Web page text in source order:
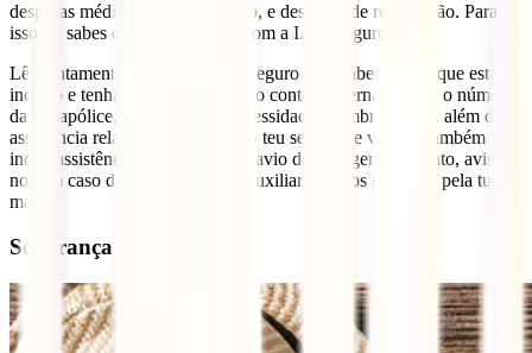
despesas médicas, roubo ou furto, e despesas de repatriação. Para
isso, tu sabes que podes contar com a IATI Seguros!
Lê atentamente a tua apólice de seguro para saber tudo o que está
incluso e tenha disponível o nosso contato internacional e o número
da tua apólice, para eventual necessidade. Lembra-te que, além da
assistência relacionada à saúde, o teu seguro de viagem também
inclui assistência em caso de extravio de bagagem. Portanto, avisa-
nos em caso de problemas, que auxiliar-te-emos na busca pela tua
mala!
Segurança